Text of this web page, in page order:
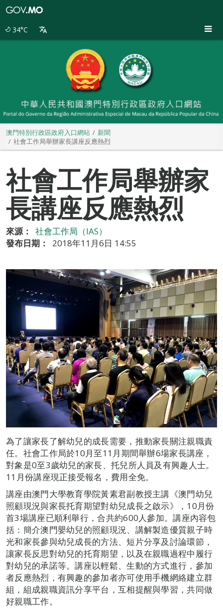
34°C
澳門特別行政區政府入口網站
新聞
社會工作局舉辦家長講座反應熱烈
社會工作局舉辦家
長講座反應熱烈
來源：
社會工作局（IAS）
發布日期：
2018年11月6日 14:55
為了讓家長了解幼兒的成長需要，推動家長關注親職責
任。社會工作局於10月至11月期間舉辦6場家長講座，
對象是0至3歲幼兒的家長、托兒所人員及有興趣人士。
11月份講座現正接受報名，費用全免。
講座由澳門大學教育學院黃素君副教授主講《澳門幼兒
照顧現況與家長托育期望對幼兒成長之啟示》，10月份
首3場講座已順利舉行，合共約600人參加。講座內容包
括：簡介澳門嬰幼兒的照顧現況、講解製造優質親子時
光和家長參與幼兒成長的方法、短片分享及討論環節，
讓家長反思對幼兒的托育期望，以及在親職過程中履行
對幼兒的承諾等。講座以輕鬆、生動的方式進行，參加
者反應熱烈，有興趣的參加者亦可使用手機網絡建立群
組，組成親職資訊分享平台，互相提醒與學習，共同做
好親職工作。